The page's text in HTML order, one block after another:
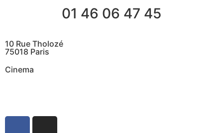
01 46 06 47 45
10 Rue Tholozé
75018 Paris
Cinema